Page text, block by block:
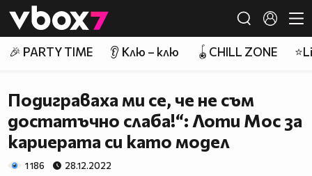
👾
🎉 PARTY TIME 👂 Клю – клю 🪀CHILL ZONE
Подиграваха ми се, че не съм
достатъчно слаба!“: Лоти Мос за
кариерата си като модел
1 186 28.12.2022